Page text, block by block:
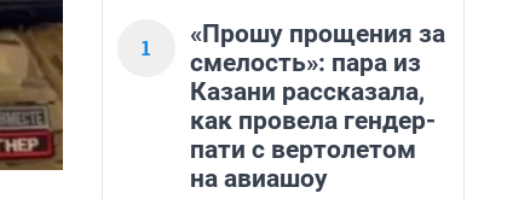
1
«Прошу прощения за
смелость»: пара из
Казани рассказала,
как провела гендер-
пати с вертолетом
на авиашоу